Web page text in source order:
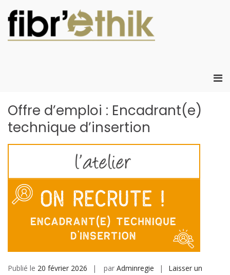
contenu
l'emploi local
durable
Offre d’emploi : Encadrant(e)
technique d’insertion
Publié le 20 février 2026 par Adminregie
Laisser un